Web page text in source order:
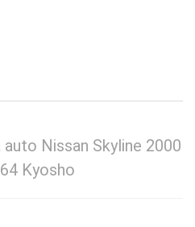
Nissan Skyline 2000
Kyosho